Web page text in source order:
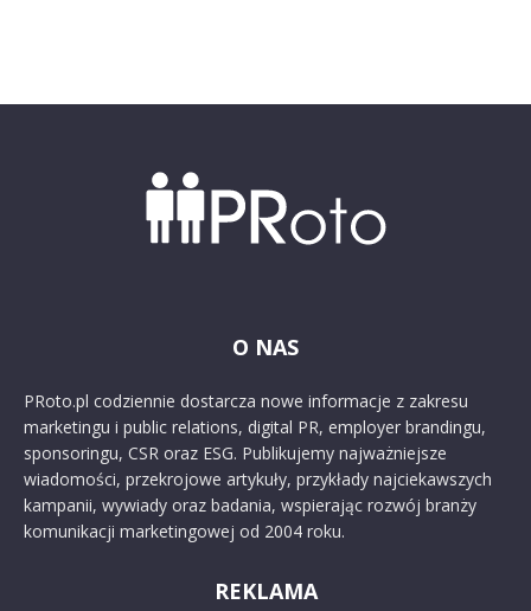
O NAS
PRoto.pl codziennie dostarcza nowe informacje z zakresu
marketingu i public relations, digital PR, employer brandingu,
sponsoringu, CSR oraz ESG. Publikujemy najważniejsze
wiadomości, przekrojowe artykuły, przykłady najciekawszych
kampanii, wywiady oraz badania, wspierając rozwój branży
komunikacji marketingowej od 2004 roku.
REKLAMA